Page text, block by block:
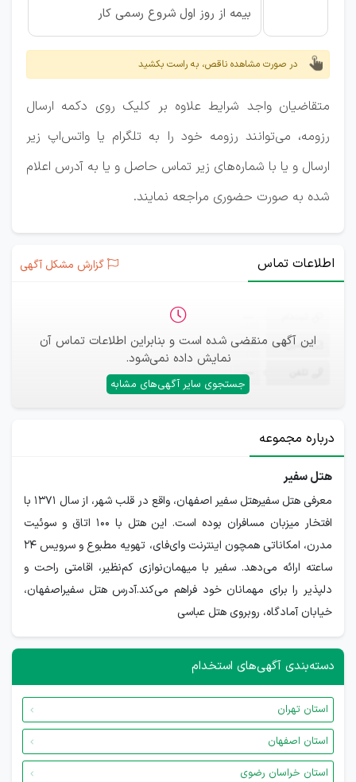
بیمه از روز اول شروع رسمی کار
در صورت مشاهده ناقص، به راست بکشید
متقاضیان واجد شرایط علاوه بر کلیک روی دکمه ارسال
رزومه، می‌توانند رزومه خود را به تلگرام یا واتس‌اپ زیر
ارسال و یا با شماره‌های زیر تماس حاصل و یا به آدرس اعلام
شده به صورت حضوری مراجعه نمایند.
اطلاعات تماس گزارش مشکل آگهی
این آگهی منقضی شده است و بنابراین اطلاعات تماس آن
نمایش داده نمی‌شود.
جستجوی سایر آگهی‌های مشابه
ایمیل —
—
درباره مجموعه
هتل سفیر
معرفی هتل سفیرهتل سفیر اصفهان، واقع در قلب شهر، از سال ۱۳۷۱ با
افتخار میزبان مسافران بوده است. این هتل با ۱۰۰ اتاق و سوئیت
مدرن، امکاناتی همچون اینترنت وای‌فای، تهویه مطبوع و سرویس ۲۴
ساعته ارائه می‌دهد. سفیر با میهمان‌نوازی کم‌نظیر، اقامتی راحت و
دلپذیر را برای مهمانان خود فراهم می‌کند.آدرس هتل سفیراصفهان،
خیابان آمادگاه، روبروی هتل عباسی
دسته‌بندی آگهی‌های استخدام
استان تهران
استان اصفهان
استان خراسان رضوی